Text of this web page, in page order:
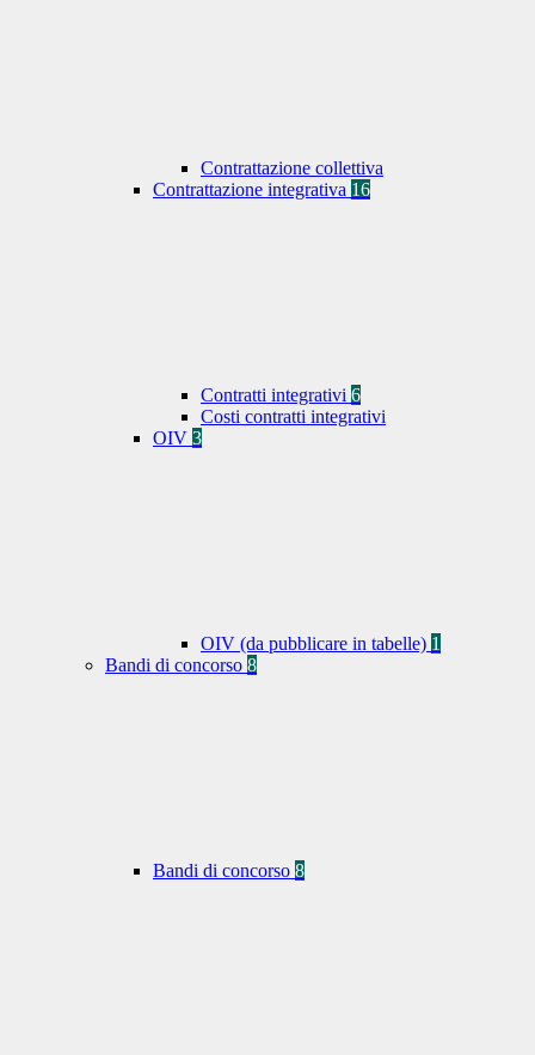
Contrattazione collettiva
Contrattazione integrativa 16
Contratti integrativi 6
Costi contratti integrativi
OIV 3
OIV (da pubblicare in tabelle) 1
Bandi di concorso 8
Bandi di concorso 8